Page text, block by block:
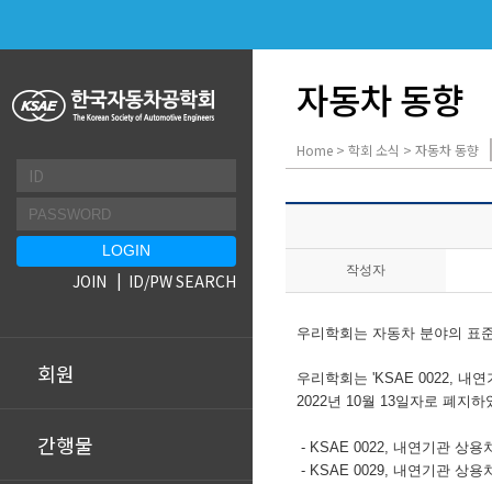
회원
간행물
JOIN ID/PW SEARCH
자동차 동향
Home > 학회 소식 > 자동차 동향
작성자
우리학회는 자동차 분야의 표
우리학회는 'KSAE 0022, 내연
2022년 10월 13일자로 폐지하
- KSAE 0022, 내연기관 상용
- KSAE 0029, 내연기관 상용